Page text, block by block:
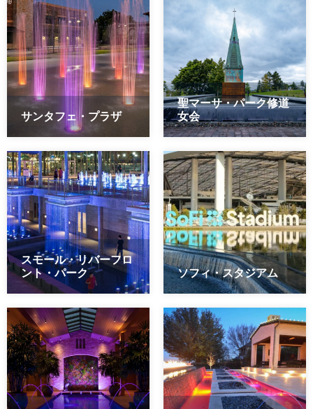
サンタフェ・プラザ
聖マーサ・パーク修道
女会
スモール・リバーフロ
ント・パーク
ソフィ・スタジアム